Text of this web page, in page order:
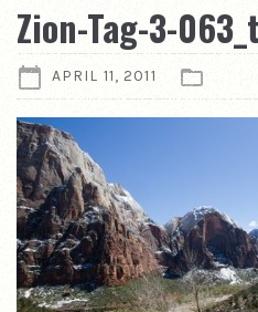
KONTAKT
ÜBER MICH
Zion-Tag-3-
APRIL 11, 2011